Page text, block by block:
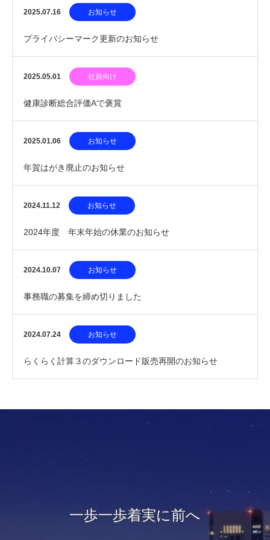
2025.07.16 お知らせ
プライバシーマーク更新のお知らせ
2025.05.01 社員向け
健康診断総合評価Aで褒賞
2025.01.06 お知らせ
年賀はがき廃止のお知らせ
2024.11.12 お知らせ
2024年度 年末年始の休業のお知らせ
2024.10.07 お知らせ
事務職の募集を締め切りました
2024.07.24 お知らせ
らくらく計算３のダウンロード販売再開のお知らせ
一歩一歩着実に前へ